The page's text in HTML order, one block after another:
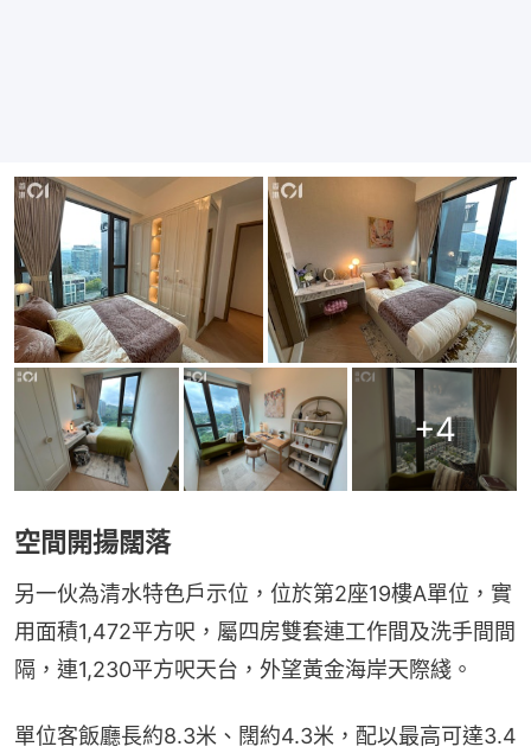
+4
空間開揚闊落
另一伙為清水特色戶示位，位於第2座19樓A單位，實
用面積1,472平方呎，屬四房雙套連工作間及洗手間間
隔，連1,230平方呎天台，外望黃金海岸天際綫。
單位客飯廳長約8.3米、闊約4.3米，配以最高可達3.4